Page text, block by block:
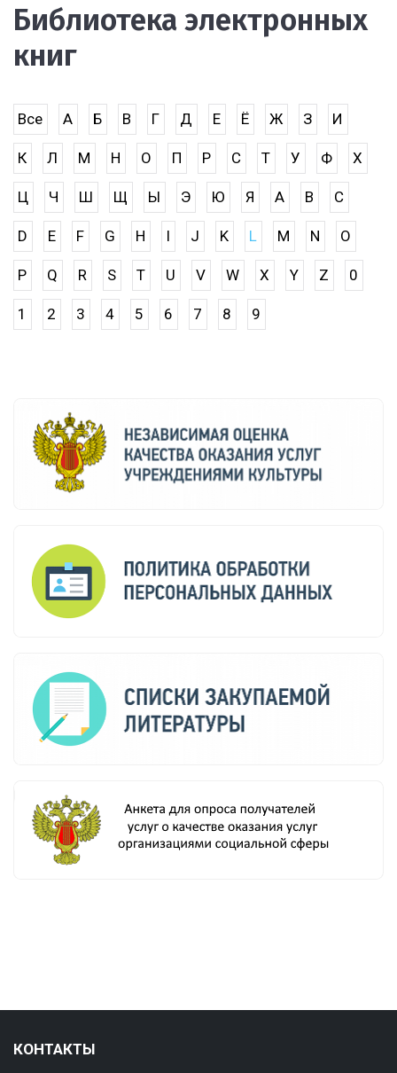
Библиотека электронных
книг
Все А Б В Г Д Е Ё Ж З И
К Л М Н О П Р С Т У Ф Х
Ц Ч Ш Щ Ы Э Ю Я A B C
D E F G H I J K L M N O
P Q R S T U V W X Y Z 0
1 2 3 4 5 6 7 8 9
КОНТАКТЫ